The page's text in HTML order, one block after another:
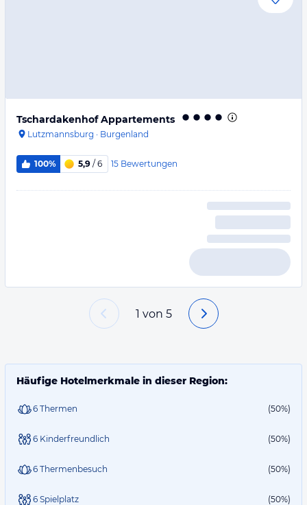
Tschardakenhof Appartements
Lutzmannsburg · Burgenland
100% 5,9 / 6 15 Bewertungen
1 von 5
Häufige Hotelmerkmale in dieser Region:
6 Thermen (50%)
6 Kinderfreundlich (50%)
6 Thermenbesuch (50%)
6 Spielplatz (50%)